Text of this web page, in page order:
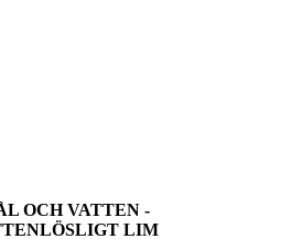
OCH VATTEN -
LIM